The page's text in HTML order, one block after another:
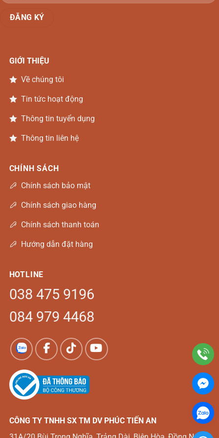
GIỚI THIỆU
Về chúng tôi
Tin tức hoạt động
Thông tin tuyển dụng
Thông tin liên hệ
CHÍNH SÁCH
Chính sách bảo mật
Chính sách giao hàng
Chính sách thanh toán
Hướng dẫn đặt hàng
HOTLINE
038 475 9196
084 979 4468
CÔNG TY TNHH SX TM DV PHÚC TIẾN AN